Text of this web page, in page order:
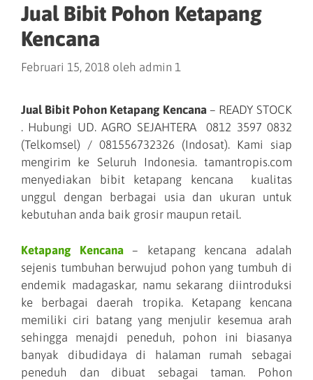
Jual Bibit Pohon Ketapang
Kencana
Februari 15, 2018 oleh admin 1
Jual Bibit Pohon Ketapang Kencana – READY STOCK
. Hubungi UD. AGRO SEJAHTERA 0812 3597 0832
(Telkomsel) / 081556732326 (Indosat). Kami siap
mengirim ke Seluruh Indonesia. tamantropis.com
menyediakan bibit ketapang kencana kualitas
unggul dengan berbagai usia dan ukuran untuk
kebutuhan anda baik grosir maupun retail.
Ketapang Kencana– ketapang kencana adalah
sejenis tumbuhan berwujud pohon yang tumbuh di
endemik madagaskar, namu sekarang diintroduksi
ke berbagai daerah tropika. Ketapang kencana
memiliki ciri batang yang menjulir kesemua arah
sehingga menajdi peneduh, pohon ini biasanya
banyak dibudidaya di halaman rumah sebagai
peneduh dan dibuat sebagai taman. Pohon